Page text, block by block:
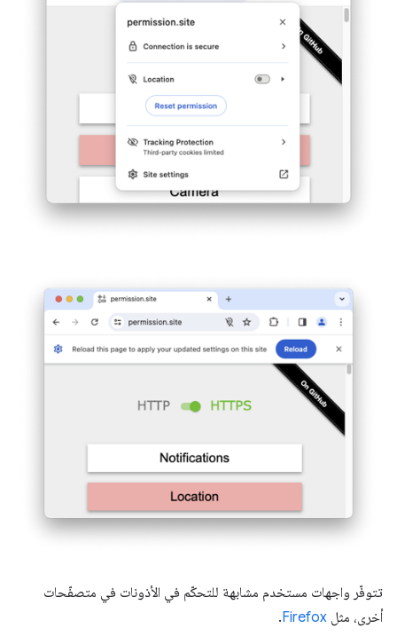
تتوفّر واجهات مستخدم مشابهة للتحكّم في الأذونات في متصفّحات
أخرى، مثل Firefox
.